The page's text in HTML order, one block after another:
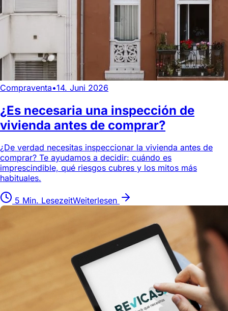
Compraventa•14. Juni 2026
¿Es necesaria una inspección de
vivienda antes de comprar?
¿De verdad necesitas inspeccionar la vivienda antes de
comprar? Te ayudamos a decidir: cuándo es
imprescindible, qué riesgos cubres y los mitos más
habituales.
5 Min. LesezeitWeiterlesen